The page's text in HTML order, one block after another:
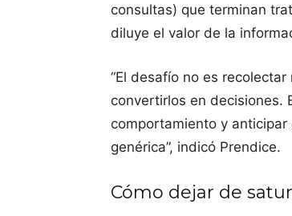
consultas) que terminan
diluye el valor de la
“El desafío no es
convertirlos en decisiones.
comportamiento y
genérica”, indicó Prendice.
Cómo dejar de